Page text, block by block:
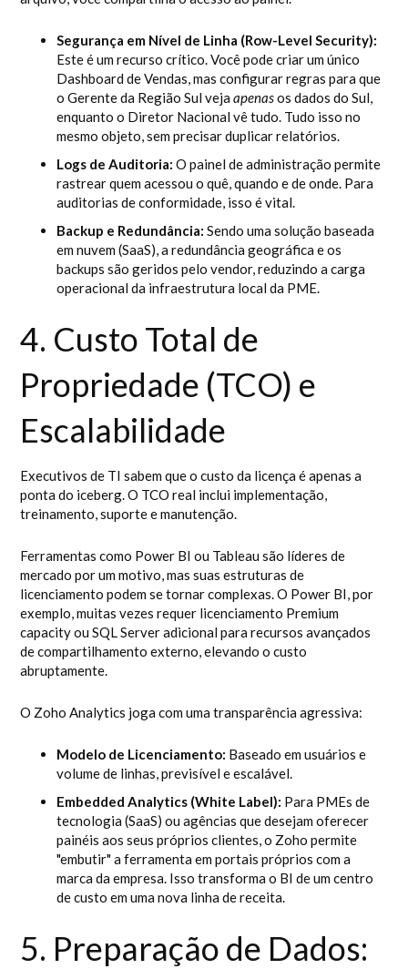
Segurança em Nível de Linha (Row-Level Security):
Este é um recurso crítico. Você pode criar um único
Dashboard de Vendas, mas configurar regras para que
o Gerente da Região Sul vejaapenasos dados do Sul,
enquanto o Diretor Nacional vê tudo. Tudo isso no
mesmo objeto, sem precisar duplicar relatórios.
Logs de Auditoria: O painel de administração permite
rastrear quem acessou o quê, quando e de onde. Para
auditorias de conformidade, isso é vital.
Backup e Redundância: Sendo uma solução baseada
em nuvem (SaaS), a redundância geográfica e os
backups são geridos pelo vendor, reduzindo a carga
operacional da infraestrutura local da PME.
4. Custo Total de
Propriedade (TCO) e
Escalabilidade
Executivos de TI sabem que o custo da licença é apenas a
ponta do iceberg. O TCO real inclui implementação,
treinamento, suporte e manutenção.
Ferramentas como Power BI ou Tableau são líderes de
mercado por um motivo, mas suas estruturas de
licenciamento podem se tornar complexas. O Power BI, por
exemplo, muitas vezes requer licenciamento Premium
capacity ou SQL Server adicional para recursos avançados
de compartilhamento externo, elevando o custo
abruptamente.
O Zoho Analytics joga com uma transparência agressiva:
Modelo de Licenciamento: Baseado em usuários e
volume de linhas, previsível e escalável.
Embedded Analytics (White Label): Para PMEs de
tecnologia (SaaS) ou agências que desejam oferecer
painéis aos seus próprios clientes, o Zoho permite
"embutir" a ferramenta em portais próprios com a
marca da empresa. Isso transforma o BI de um centro
de custo em uma nova linha de receita.
5. Preparação de Dados: